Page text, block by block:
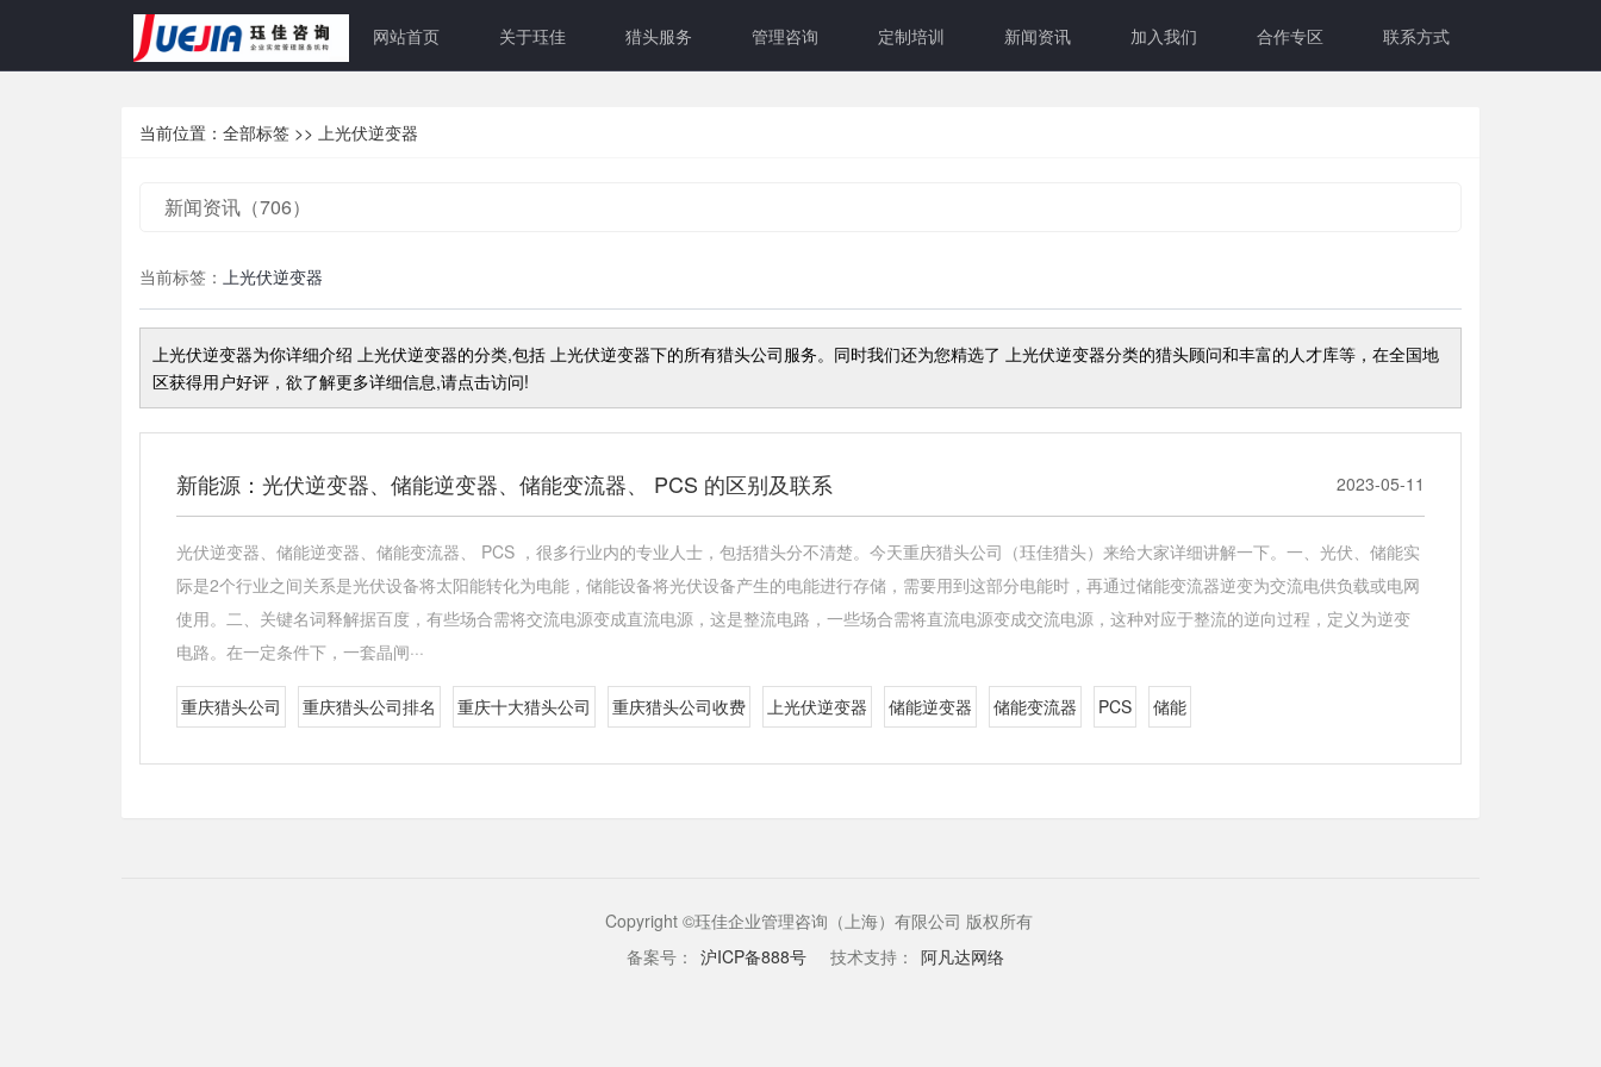
网站首页 关于珏佳 猎头服务 管理咨询 定制培训 新闻资讯 加入我们 合作专区 联系方式
当前位置： 全部标签 >> 上光伏逆变器
新闻资讯（706）
当前标签： 上光伏逆变器
上光伏逆变器为你详细介绍 上光伏逆变器的分类,包括 上光伏逆变器下的所有猎头公司服务。同时我们还为您精选了 上光伏逆变器分类的猎头顾问和丰富的人才库等，在全国地
区获得用户好评，欲了解更多详细信息,请点击访问!
新能源：光伏逆变器、储能逆变器、储能变流器、 PCS 的区别及联系 2023-05-11
光伏逆变器、储能逆变器、储能变流器、 PCS ，很多行业内的专业人士，包括猎头分不清楚。今天重庆猎头公司（珏佳猎头）来给大家详细讲解一下。一、光伏、储能实
际是2个行业之间关系是光伏设备将太阳能转化为电能，储能设备将光伏设备产生的电能进行存储，需要用到这部分电能时，再通过储能变流器逆变为交流电供负载或电网
使用。二、关键名词释解据百度，有些场合需将交流电源变成直流电源，这是整流电路，一些场合需将直流电源变成交流电源，这种对应于整流的逆向过程，定义为逆变
电路。在一定条件下，一套晶闸···
重庆猎头公司 重庆猎头公司排名 重庆十大猎头公司 重庆猎头公司收费 上光伏逆变器 储能逆变器 储能变流器 PCS 储能
Copyright ©珏佳企业管理咨询（上海）有限公司 版权所有
备案号： 沪ICP备888号 技术支持： 阿凡达网络